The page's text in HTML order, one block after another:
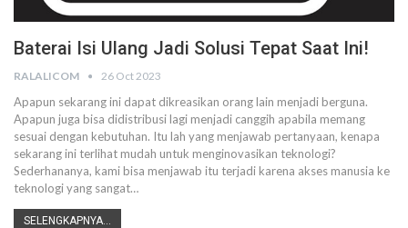
Baterai Isi Ulang Jadi Solusi Tepat Saat Ini!
RALALICOM 26 Oct 2023
Apapun sekarang ini dapat dikreasikan orang lain menjadi berguna.
Apapun juga bisa didistribusi lagi menjadi canggih apabila memang
sesuai dengan kebutuhan. Itu lah yang menjawab pertanyaan, kenapa
sekarang ini terlihat mudah untuk menginovasikan teknologi?
Sederhananya, kami bisa menjawab itu terjadi karena akses manusia ke
teknologi yang sangat…
SELENGKAPNYA...